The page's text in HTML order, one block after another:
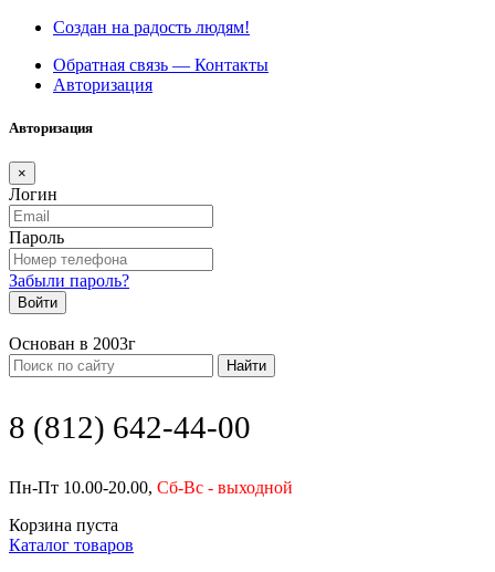
Создан на радость людям!
Обратная связь — Контакты
Авторизация
Авторизация
×
Логин
Пароль
Забыли пароль?
Войти
Основан в 2003г
Найти
8 (812) 642-44-00
Пн-Пт 10.00-20.00, Сб-Вс - выходной
Корзина пуста
Каталог товаров